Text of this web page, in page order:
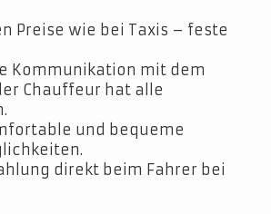
Preise wie bei Taxis – feste
Kommunikation mit dem
Chauffeur hat alle
und bequeme
direkt beim Fahrer bei